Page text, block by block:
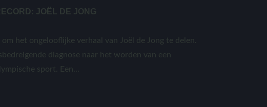
JOËL DE JONG
het ongelooflijke verhaal van Joël de Jong te delen.
diagnose naar het worden van een
sport. Een...